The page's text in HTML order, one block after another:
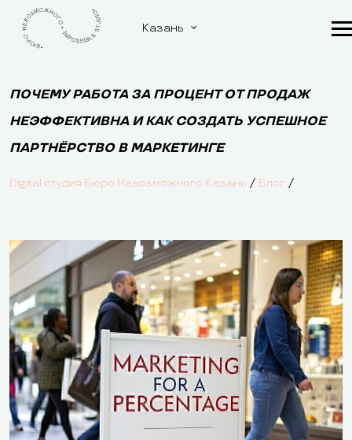
Казань
ПОЧЕМУ РАБОТА ЗА ПРОЦЕНТ ОТ ПРОДАЖ
НЕЭФФЕКТИВНА И КАК СОЗДАТЬ УСПЕШНОЕ
ПАРТНЁРСТВО В МАРКЕТИНГЕ
Digital студия Бюро Невозможного Казань / Блог /